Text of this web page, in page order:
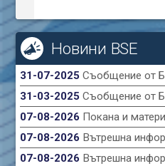
Новини BSE
31-07-2025Съобщение от
31-03-2025Съобщение от
07-08-2026 Покана и
07-08-2026 Вътрешна
07-08-2026 Вътрешна